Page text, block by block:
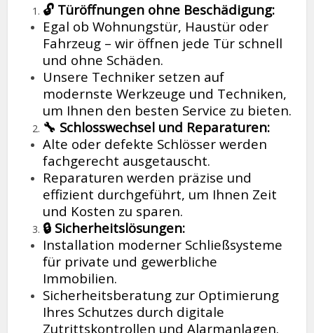
🔓 Türöffnungen ohne Beschädigung:
Egal ob Wohnungstür, Haustür oder
Fahrzeug – wir öffnen jede Tür schnell
und ohne Schäden.
Unsere Techniker setzen auf
modernste Werkzeuge und Techniken,
um Ihnen den besten Service zu bieten.
🔧 Schlosswechsel und Reparaturen:
Alte oder defekte Schlösser werden
fachgerecht ausgetauscht.
Reparaturen werden präzise und
effizient durchgeführt, um Ihnen Zeit
und Kosten zu sparen.
🔒 Sicherheitslösungen:
Installation moderner Schließsysteme
für private und gewerbliche
Immobilien.
Sicherheitsberatung zur Optimierung
Ihres Schutzes durch digitale
Zutrittskontrollen und Alarmanlagen.